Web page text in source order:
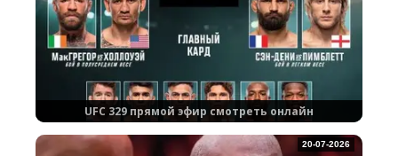
UFC 329 прямой эфир смотреть онлайн
20-07-2026